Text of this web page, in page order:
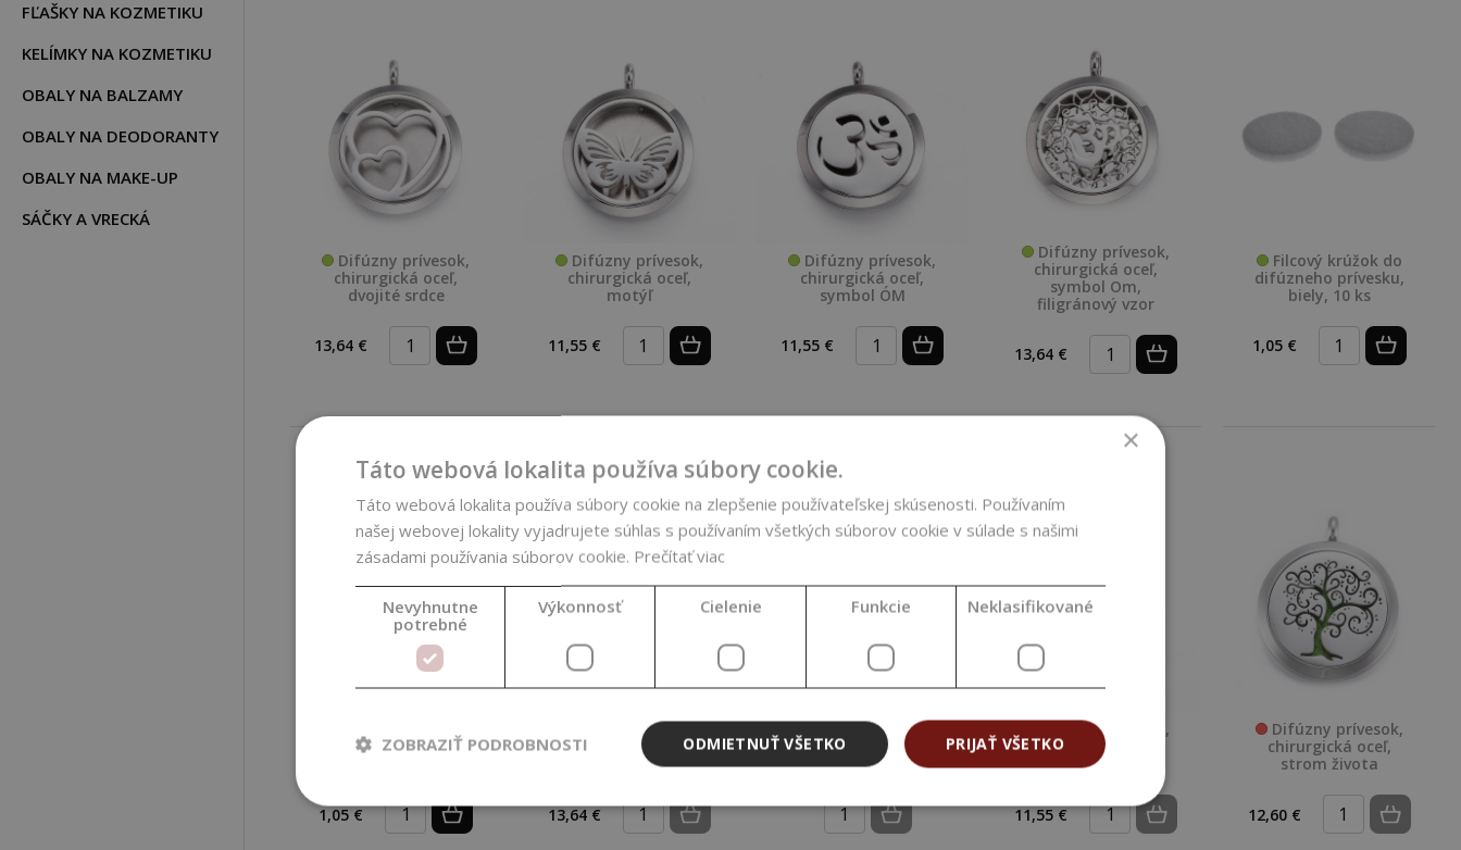
FĽAŠKY NA KOZMETIKU
KELÍMKY NA KOZMETIKU
OBALY NA BALZAMY
OBALY NA DEODORANTY
OBALY NA MAKE-UP
SÁČKY A VRECKÁ
Difúzny prívesok,
chirurgická oceľ,
dvojité srdce
13,64 €
Difúzny prívesok,
chirurgická oceľ,
motýľ
11,55 €
Difúzny prívesok,
chirurgická oceľ,
symbol ÓM
11,55 €
Difúzny prívesok,
chirurgická oceľ,
symbol Om,
filigránový vzor
13,64 €
Filcový krúžok do
difúzneho prívesku,
biely, 10 ks
1,05 €
difúzneho prívesku,
1,05 €
Difúzny prívesok,
chirurgická oceľ,
kvet života
13,64 €
NEDOSTUPNÝ
Difúzny prívesok,
chirurgická oceľ,
ruka
Difúzny prívesok,
chirurgická oceľ,
srdce
11,55 €
Difúzny prívesok,
chirurgická oceľ,
strom života
12,60 €
×
Táto webová lokalita používa súbory cookie.
Táto webová lokalita používa súbory cookie na zlepšenie používateľskej skúsenosti. Používaním
našej webovej lokality vyjadrujete súhlas s používaním všetkých súborov cookie v súlade s našimi
zásadami používania súborov cookie. Prečítať viac
Nevyhnutne
potrebné
Výkonnosť Cielenie Funkcie Neklasifikované
PRIJAŤ VŠETKO
ODMIETNUŤ VŠETKO
ZOBRAZIŤ PODROBNOSTI